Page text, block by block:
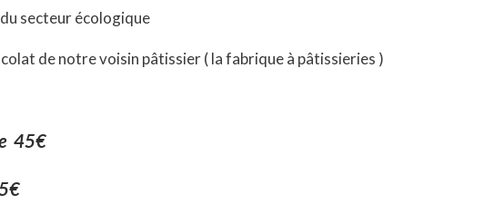
secteur écologique
de notre voisin pâtissier ( la fabrique à pâtissieries )
45€